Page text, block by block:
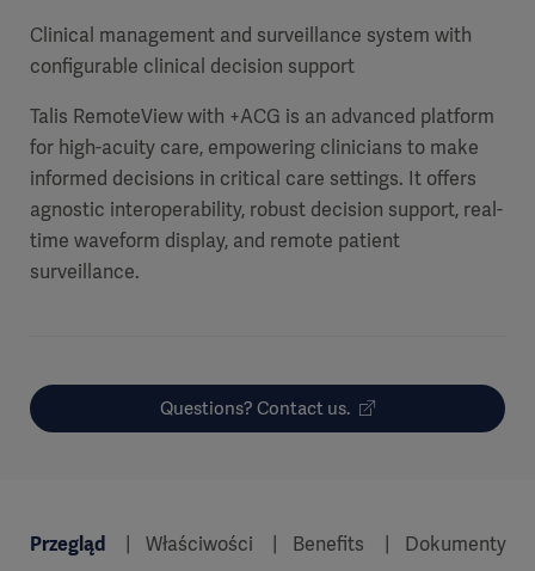
Clinical management and surveillance system with
configurable clinical decision support
Talis RemoteView with +ACG is an advanced platform
for high-acuity care, empowering clinicians to make
informed decisions in critical care settings. It offers
agnostic interoperability, robust decision support, real-
time waveform display, and remote patient
surveillance.
Questions? Contact us.
Przegląd Właściwości Benefits Dokumenty